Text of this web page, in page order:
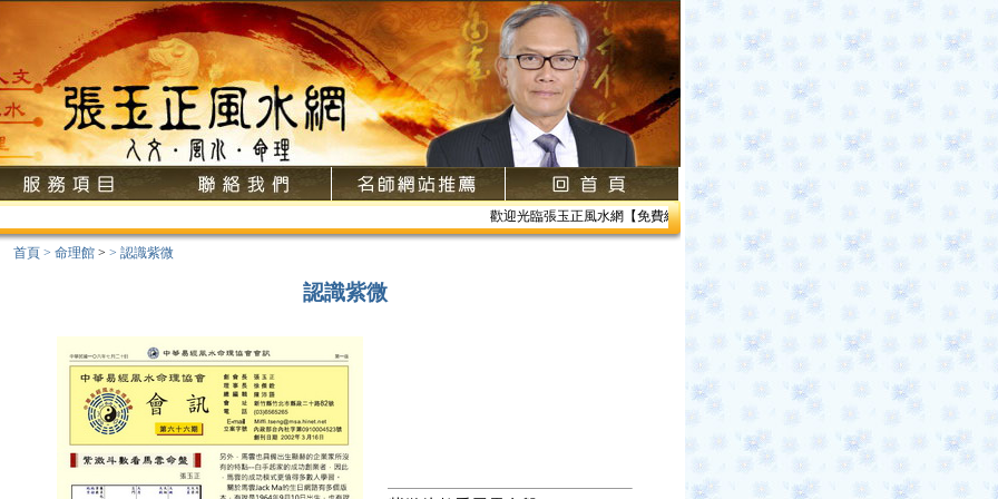
歡迎光臨張玉正風水網【免費網路線上教學】【風水館】1.居家風水2.企業風水3.帝王風
首頁 > 命理館 > > 認識紫微
認識紫微